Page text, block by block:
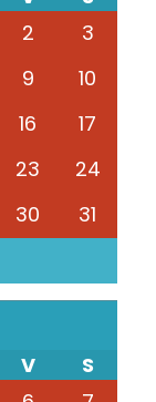
2
3
9
10
16
17
23
24
30 31
V
S